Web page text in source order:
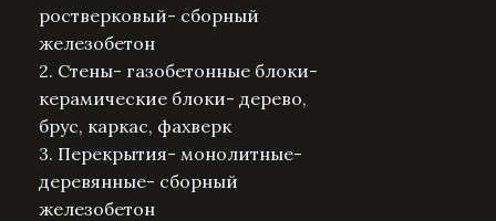
ростверковый- сборный
железобетон
2. Стены- газобетонные блоки-
керамические блоки- дерево,
брус, каркас, фахверк
3. Перекрытия- монолитные-
деревянные- сборный
железобетон